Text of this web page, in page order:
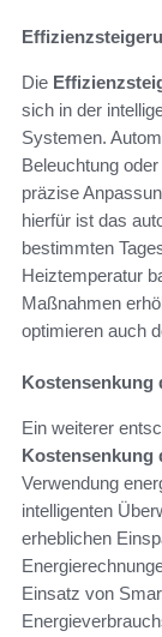
Die
sich in der
Systemen.
Beleuchtung
präzise
hierfür ist das
bestimmten
Heiztemperatur
Maßnahmen
optimieren auch
Kostensenkung
Ein weiterer
Kostensenkung
Verwendung
intelligenten
erheblichen
Einsatz von